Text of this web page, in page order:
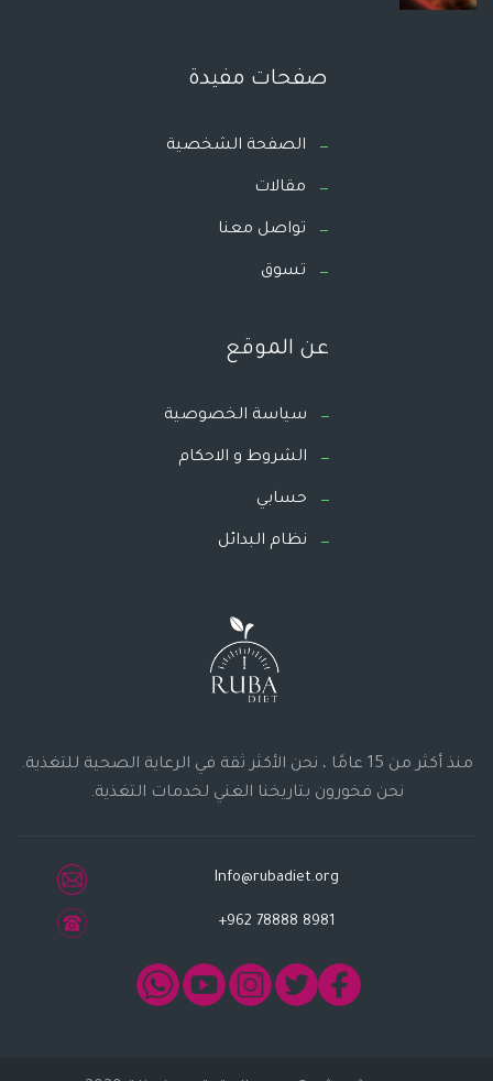
صفحات مفيدة
الصفحة الشخصية
مقالات
تواصل معنا
تسوق
عن الموقع
سياسة الخصوصية
الشروط و الاحكام
حسابي
نظام البدائل
منذ أكثر من 15 عامًا ، نحن الأكثر ثقة في الرعاية الصحية للتغذية.
نحن فخورون بتاريخنا الغني لخدمات التغذية.
Info@rubadiet.org
+962 78888 8981